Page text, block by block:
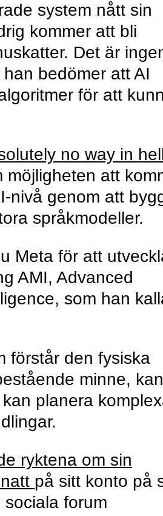
system nått sin
kommer att bli
Det är
bedömer att AI
för att
no way in
möjligheten att
nivå genom att
språkmodeller.
Meta för att
AMI, Advanced
som han
förstår den fysiska
minne, kan
planera
ryktena om sin
på sitt konto på
forum